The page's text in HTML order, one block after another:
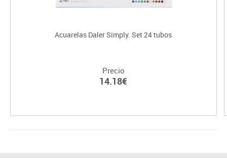
Acuarelas Daler Simply. Set 24 tubos
Precio
14.18€